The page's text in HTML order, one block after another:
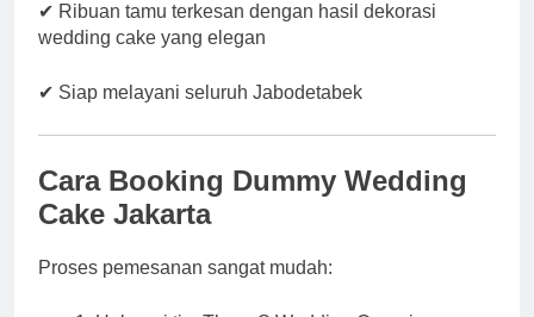
✔ Ribuan tamu terkesan dengan hasil dekorasi
wedding cake yang elegan
✔ Siap melayani seluruh Jabodetabek
Cara Booking Dummy Wedding
Cake Jakarta
Proses pemesanan sangat mudah: